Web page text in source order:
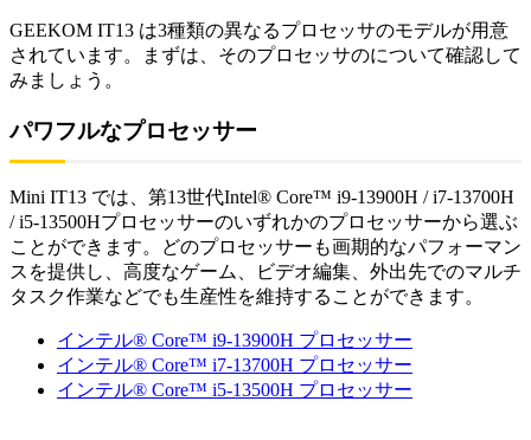
GEEKOM IT13 は3種類の異なるプロセッサのモデルが用意
されています。まずは、そのプロセッサのについて確認して
みましょう。
パワフルなプロセッサー
Mini IT13 では、第13世代Intel® Core™ i9-13900H / i7-13700H
/ i5-13500Hプロセッサーのいずれかのプロセッサーから選ぶ
ことができます。どのプロセッサーも画期的なパフォーマン
スを提供し、高度なゲーム、ビデオ編集、外出先でのマルチ
タスク作業などでも生産性を維持することができます。
インテル® Core™ i9-13900H プロセッサー
インテル® Core™ i7-13700H プロセッサー
インテル® Core™ i5-13500H プロセッサー